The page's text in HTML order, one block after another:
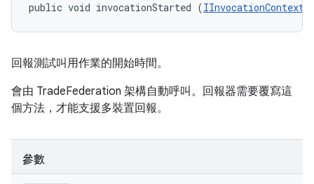
public void invocationStarted (IInvocationContext
回報測試叫用作業的開始時間。
會由 TradeFederation 架構自動呼叫。回報器需要覆寫這
個方法，才能支援多裝置回報。
參數